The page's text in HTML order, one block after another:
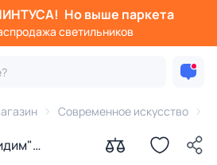
Но выше паркета
светильников
Современное искусство